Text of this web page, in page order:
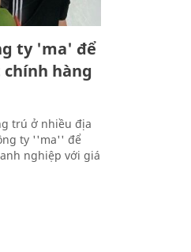
ty 'ma' để
hàng
trú ở nhiều địa
ty ''ma'' để
nghiệp với giá